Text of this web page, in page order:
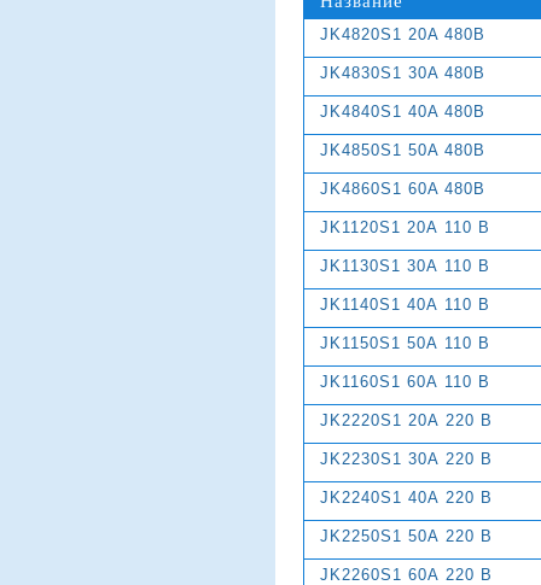
JK4820S1 20A 480В
JK4830S1 30A 480В
JK4840S1 40A 480В
JK4850S1 50A 480В
JK4860S1 60A 480В
JK1120S1 20А 110 В
JK1130S1 30А 110 В
JK1140S1 40А 110 В
JK1150S1 50А 110 В
JK1160S1 60А 110 В
JK2220S1 20А 220 В
JK2230S1 30А 220 В
JK2240S1 40А 220 В
JK2250S1 50А 220 В
JK2260S1 60А 220 В